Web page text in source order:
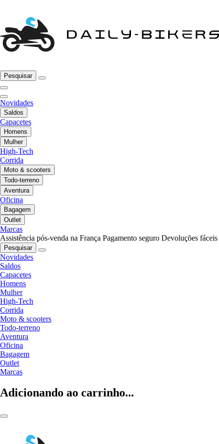
Pesquisar
Novidades
Saldos
Capacetes
Homens
Mulher
High-Tech
Corrida
Moto & scooters
Todo-terreno
Aventura
Oficina
Bagagem
Outlet
Marcas
Assistência pós-venda na França Pagamento seguro Devoluções fáceis
Pesquisar
Novidades
Saldos
Capacetes
Homens
Mulher
High-Tech
Corrida
Moto & scooters
Todo-terreno
Aventura
Oficina
Bagagem
Outlet
Marcas
Adicionando ao carrinho...